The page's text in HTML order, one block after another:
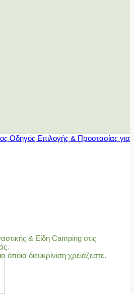
Οδηγός Επιλογής & Προστασίας για
& Είδη Camping στις
όποια διευκρίνιση χρειάζεστε.